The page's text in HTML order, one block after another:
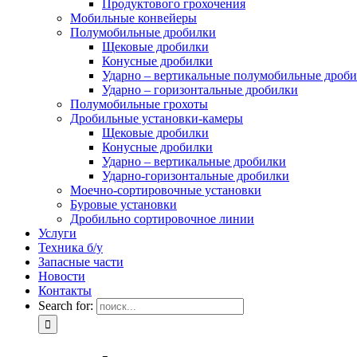
Продуктового грохочения
Мобильные конвейеры
Полумобильные дробилки
Щековые дробилки
Конусные дробилки
Ударно – вертикальные полумобильные
Ударно – горизонтальные дробилки
Полумобильные грохоты
Дробильные установки-камеры
Щековые дробилки
Конусные дробилки
Ударно – вертикальные дробилки
Ударно-горизонтальные дробилки
Моечно-сортировочные установки
Буровые установки
Дробильно сортировочное линии
Услуги
Техника б/у
Запасные части
Новости
Контакты
Search for: